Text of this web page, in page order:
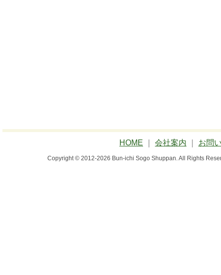
HOME 会社案内 お問
Copyright © 2012-2026 Bun-ichi Sogo Shuppan. All Rights